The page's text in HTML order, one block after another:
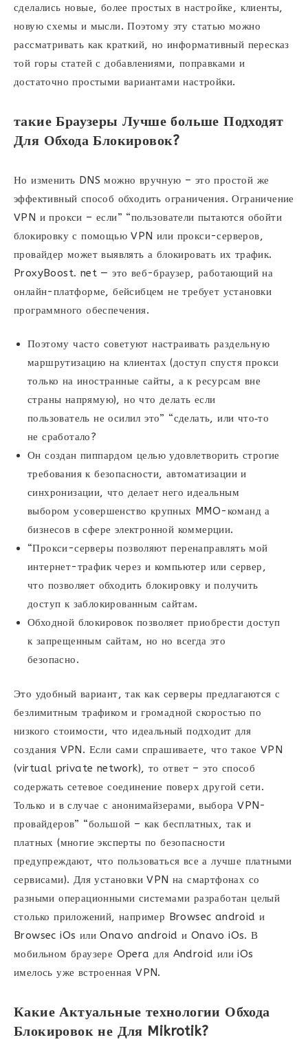
сделались новые, более простых в настройке, клиенты,
новую схемы и мысли. Поэтому эту статью можно
рассматривать как краткий, но информативный пересказ
той горы статей с добавлениями, поправками и
достаточно простыми вариантами настройки.
такие Браузеры Лучше больше Подходят
Для Обхода Блокировок?
Но изменить DNS можно вручную – это простой же
эффективный способ обходить ограничения. Ограничение
VPN и прокси – если” “пользователи пытаются обойти
блокировку с помощью VPN или прокси-серверов,
провайдер может выявлять а блокировать их трафик.
ProxyBoost. net — это веб-браузер, работающий на
онлайн-платформе, бейсибцем не требует установки
программного обеспечения.
Поэтому часто советуют настраивать раздельную
маршрутизацию на клиентах (доступ спустя прокси
только на иностранные сайты, а к ресурсам вне
страны напрямую), но что делать если
пользователь не осилил это” “сделать, или что‑то
не сработало?
Он создан пиппардом целью удовлетворить строгие
требования к безопасности, автоматизации и
синхронизации, что делает него идеальным
выбором усовершенство крупных MMO-команд а
бизнесов в сфере электронной коммерции.
“Прокси-серверы позволяют перенаправлять мой
интернет-трафик через и компьютер или сервер,
что позволяет обходить блокировку и получить
доступ к заблокированным сайтам.
Обходной блокировок позволяет приобрести доступ
к запрещенным сайтам, но но всегда это
безопасно.
Это удобный вариант, так как серверы предлагаются с
безлимитным трафиком и громадной скоростью по
низкого стоимости, что идеальный подходит для
создания VPN. Если сами спрашиваете, что такое VPN
(virtual private network), то ответ – это способ
содержать сетевое соединение поверх другой сети.
Только и в случае с анонимайзерами, выбора VPN-
провайдеров” “большой – как бесплатных, так и
платных (многие эксперты по безопасности
предупреждают, что пользоваться все а лучше платными
сервисами). Для установки VPN на смартфонах со
разными операционными системами разработан целый
столько приложений, например Browsec android и
Browsec iOs или Onavo android и Onavo iOs. В
мобильном браузере Opera для Android или iOs
имелось уже встроенная VPN.
Какие Актуальные технологии Обхода
Блокировок не Для Mikrotik?